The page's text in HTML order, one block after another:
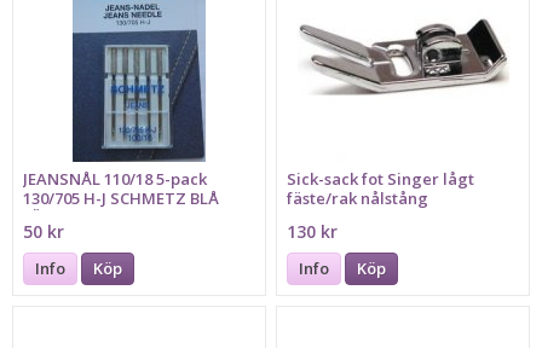
JEANSNÅL 110/18 5-pack
130/705 H-J SCHMETZ BLÅ
FÄRGMARKERING
50 kr
Info Köp
Sick-sack fot Singer lågt
fäste/rak nålstång
130 kr
Info Köp